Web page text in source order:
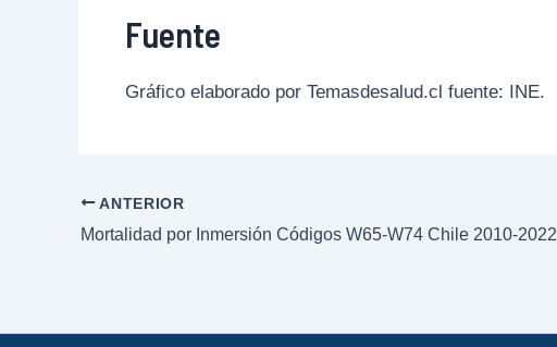
Fuente
Gráfico elaborado por Temasdesalud.cl fuente: INE.
ANTERIOR
Mortalidad por Inmersión Códigos W65-W74 Chile 2010-2022